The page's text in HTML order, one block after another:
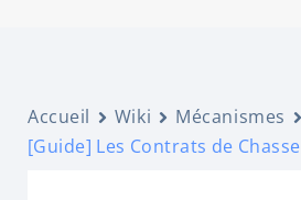
Accueil Wiki
Mécanismes
[Guide] Les Contrats de Chasse